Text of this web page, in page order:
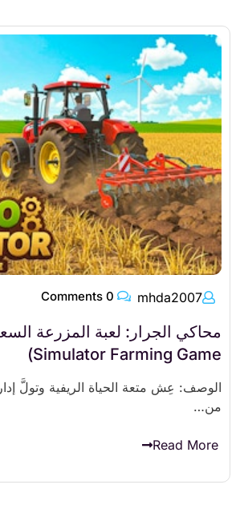
mhda2007
Simulator Farming Game)
الوصف: عِش متعة الحياة الريفية وتولَّ
من…
Read More